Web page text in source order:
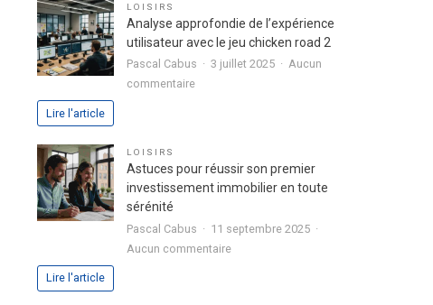
exprimer
votre
passion
LOISIRS
Analyse approfondie de l’expérience
utilisateur avec le jeu chicken road 2
Pascal Cabus 3 juillet 2025
Aucun
commentairesur
l’expérience
utilisateur
Lire l'article
LOISIRS
Astuces pour réussir son premier
investissement immobilier en toute
sérénité
Pascal Cabus
11 septembre 2025
Aucun commentairesur
Lire l'article